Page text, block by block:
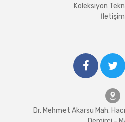
Koleksiyon
İletişim
Dr. Mehmet Akarsu Mah.